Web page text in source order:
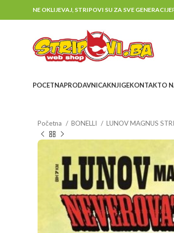
NE OKLIJEVAJ, STRIPOVI SU ZA SVE GENERACIJE
POCETNAPRODAVNICAKNJIGEKONTAKTO
Početna BONELLI LUNOV MAGNUS